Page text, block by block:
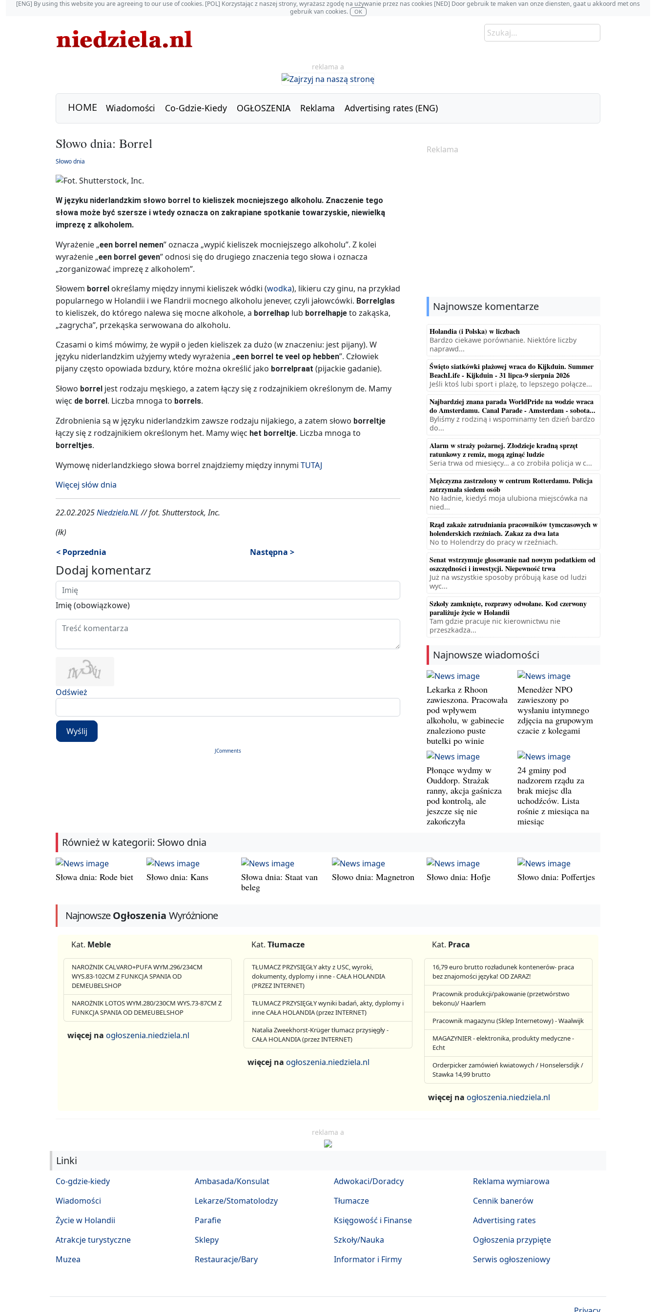
[ENG] By using this website you are agreeing to our use of cookies. [POL] Korzystając z naszej strony, wyrażasz zgodę na używanie przez nas cookies [NED] Door gebruik te maken van onze diensten, gaat u akkoord met ons
gebruik van cookies.
OK
reklama a
HOME Wiadomości Co-Gdzie-Kiedy OGŁOSZENIA Reklama Advertising rates (ENG)
Słowo dnia: Borrel
Słowo dnia
W języku niderlandzkim słowo borrel to kieliszek mocniejszego alkoholu. Znaczenie tego
słowa może być szersze i wtedy oznacza on zakrapiane spotkanie towarzyskie, niewielką
imprezę z alkoholem.
Wyrażenie „een borrel nemen” oznacza „wypić kieliszek mocniejszego alkoholu”. Z kolei
wyrażenie „een borrel geven” odnosi się do drugiego znaczenia tego słowa i oznacza
„zorganizować imprezę z alkoholem”.
Słowem borrel określamy między innymi kieliszek wódki (wodka), likieru czy ginu, na przykład
popularnego w Holandii i we Flandrii mocnego alkoholu jenever, czyli jałowcówki. Borrelglas
to kieliszek, do którego nalewa się mocne alkohole, a borrelhap lub borrelhapje to zakąska,
„zagrycha”, przekąska serwowana do alkoholu.
Czasami o kimś mówimy, że wypił o jeden kieliszek za dużo (w znaczeniu: jest pijany). W
języku niderlandzkim użyjemy wtedy wyrażenia „een borrel te veel op hebben”. Człowiek
pijany często opowiada bzdury, które można określić jako borrelpraat (pijackie gadanie).
Słowo borrel jest rodzaju męskiego, a zatem łączy się z rodzajnikiem określonym de. Mamy
więc de borrel . Liczba mnoga to borrels.
Zdrobnienia są w języku niderlandzkim zawsze rodzaju nijakiego, a zatem słowo borreltje
łączy się z rodzajnikiem określonym het. Mamy więc het borreltje. Liczba mnoga to
borreltjes.
Wymowę niderlandzkiego słowa borrel znajdziemy między innymi TUTAJ
Więcej słów dnia
22.02.2025Niedziela.NL// fot. Shutterstock, Inc.
(łk)
< Poprzednia
Następna >
Dodaj komentarz
Imię (obowiązkowe)
Odśwież
Wyślij
JComments
Reklama
Najnowsze komentarze
Holandia (i Polska) w liczbach
Bardzo ciekawe porównanie. Niektóre liczby
naprawd...
Święto siatkówki plażowej wraca do Kijkduin. Summer
BeachLife - Kijkduin - 31 lipca-9 sierpnia 2026
Jeśli ktoś lubi sport i plażę, to lepszego połącze...
Najbardziej znana parada WorldPride na wodzie wraca
do Amsterdamu. Canal Parade - Amsterdam - sobota...
Byliśmy z rodziną i wspominamy ten dzień bardzo
do...
Alarm w straży pożarnej. Złodzieje kradną sprzęt
ratunkowy z remiz, mogą zginąć ludzie
Seria trwa od miesięcy... a co zrobiła policja w c...
Mężczyzna zastrzelony w centrum Rotterdamu. Policja
zatrzymała siedem osób
No ładnie, kiedyś moja ulubiona miejscówka na
nied...
Rząd zakaże zatrudniania pracowników tymczasowych w
holenderskich rzeźniach. Zakaz za dwa lata
No to Holendrzy do pracy w rzeźniach.
Senat wstrzymuje głosowanie nad nowym podatkiem od
oszczędności i inwestycji. Niepewność trwa
Już na wszystkie sposoby próbują kase od ludzi
wyc...
Szkoły zamknięte, rozprawy odwołane. Kod czerwony
paraliżuje życie w Holandii
Tam gdzie pracuje nic kierownictwu nie
przeszkadza...
Najnowsze wiadomości
Lekarka z Rhoon
zawieszona. Pracowała
pod wpływem
alkoholu, w gabinecie
znaleziono puste
butelki po winie
Menedżer NPO
zawieszony po
wysłaniu intymnego
zdjęcia na grupowym
czacie z kolegami
Płonące wydmy w
Ouddorp. Strażak
ranny, akcja gaśnicza
pod kontrolą, ale
jeszcze się nie
zakończyła
24 gminy pod
nadzorem rządu za
brak miejsc dla
uchodźców. Lista
rośnie z miesiąca na
miesiąc
Również w kategorii: Słowo dnia
Słowa dnia: Rode biet Słowo dnia: Kans
Słowa dnia: Staat van
beleg
Słowo dnia: Magnetron Słowo dnia: Hofje Słowo dnia: Poffertjes
NajnowszeOgłoszenia Wyróżnione
Kat. Meble
NAROŻNIK CALVARO+PUFA WYM.296/234CM
WYS.83-102CM Z FUNKCJA SPANIA OD
DEMEUBELSHOP
NAROŻNIK LOTOS WYM.280/230CM WYS.73-87CM Z
FUNKCJA SPANIA OD DEMEUBELSHOP
więcej na ogłoszenia.niedziela.nl
Kat. Tłumacze
TŁUMACZ PRZYSIĘGŁY akty z USC, wyroki,
dokumenty, dyplomy i inne - CAŁA HOLANDIA
(PRZEZ INTERNET)
TŁUMACZ PRZYSIĘGŁY wyniki badań, akty, dyplomy i
inne CAŁA HOLANDIA (przez INTERNET)
Natalia Zweekhorst-Krüger tłumacz przysięgły -
CAŁA HOLANDIA (przez INTERNET)
więcej naogłoszenia.niedziela.nl
Kat. Praca
16,79 euro brutto rozładunek kontenerów- praca
bez znajomości języka! OD ZARAZ!
Pracownik produkcji/pakowanie (przetwórstwo
bekonu)/ Haarlem
Pracownik magazynu (Sklep Internetowy) - Waalwijk
MAGAZYNIER - elektronika, produkty medyczne -
Echt
Orderpicker zamówień kwiatowych / Honselersdijk /
Stawka 14,99 brutto
więcej na ogłoszenia.niedziela.nl
reklama a
Linki
Co-gdzie-kiedy
Wiadomości
Życie w Holandii
Atrakcje turystyczne
Muzea
Ambasada/Konsulat
Lekarze/Stomatolodzy
Parafie
Sklepy
Restauracje/Bary
Adwokaci/Doradcy
Tłumacze
Księgowość i Finanse
Szkoły/Nauka
Informator i Firmy
Reklama wymiarowa
Cennik banerów
Advertising rates
Ogłoszenia przypięte
Serwis ogłoszeniowy